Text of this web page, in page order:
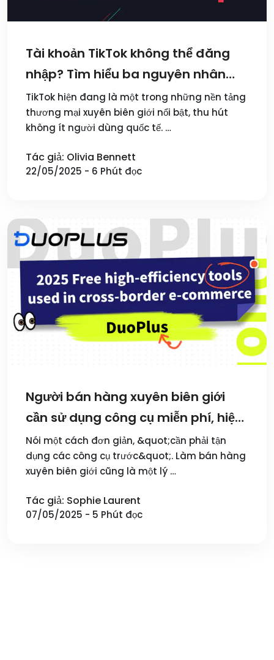
Tài khoản TikTok không thể đăng
nhập? Tìm hiểu ba nguyên nhân
chính và giải pháp!
TikTok hiện đang là một trong những nền tảng
thương mại xuyên biên giới nổi bật, thu hút
không ít người dùng quốc tế. …
Tác giả: Olivia Bennett
22/05/2025 - 6 Phút đọc
Người bán hàng xuyên biên giới
cần sử dụng công cụ miễn phí, hiệu
suất cao để chiến thắng! (kèm theo
đường link)
Nói một cách đơn giản, &quot;cần phải tận
dụng các công cụ trước&quot;. Làm bán hàng
xuyên biên giới cũng là một lý …
Tác giả: Sophie Laurent
07/05/2025 - 5 Phút đọc